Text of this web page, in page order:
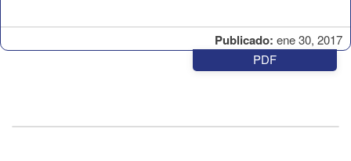
Publicado: ene 30, 2017
PDF